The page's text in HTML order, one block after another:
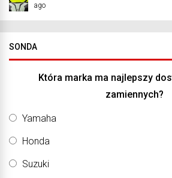
ago
SONDA
Która marka ma najlepszy
zamiennych?
Yamaha
Honda
Suzuki